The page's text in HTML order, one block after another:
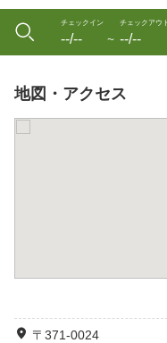
チェックイン
--/-- 〜
チェックアウト
--/--
地図・アクセス
〒371-0024